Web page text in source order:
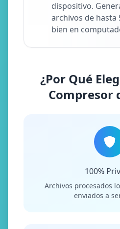
dispositivo.
archivos de hasta
bien en
¿Por Qué
Compresor
100%
Archivos procesados
enviados a